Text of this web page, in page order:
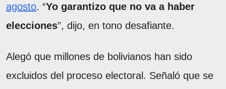
agosto. “Yo garantizo que no va a haber
elecciones”, dijo, en tono desafiante.
Alegó que millones de bolivianos han sido
excluidos del proceso electoral. Señaló que se